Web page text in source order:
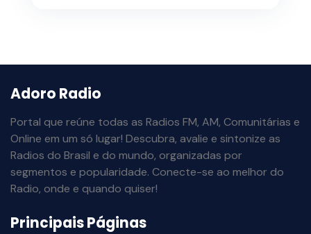
Adoro Radio
Portal que reúne todas as Radios FM, AM, Comunitárias e
Online em um só lugar! Descubra, avalie e sintonize as
Radios do Brasil e do mundo, organizadas por
segmentos e popularidade. Conecte-se ao melhor do
Radio, onde e quando quiser!
Principais Páginas